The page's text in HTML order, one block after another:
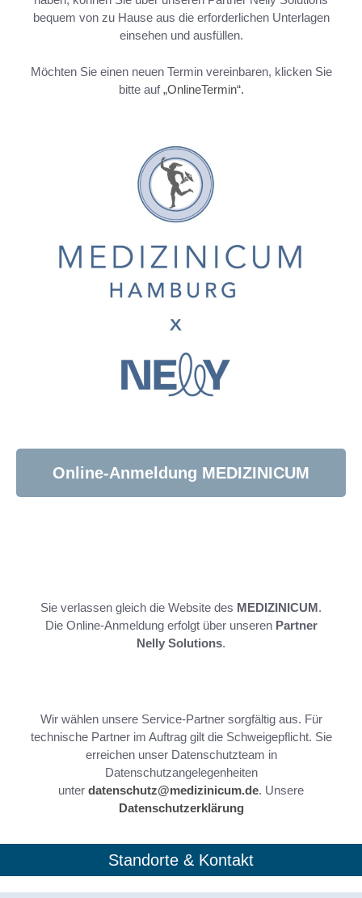
bequem von zu Hause aus die erforderlichen Unterlagen
einsehen und ausfüllen.
Möchten Sie einen neuen Termin vereinbaren, klicken Sie
bitte auf„OnlineTermin“.
Online-Anmeldung MEDIZINICUM
Sie verlassen gleich die Website des MEDIZINICUM.
Die Online-Anmeldung erfolgt über unseren Partner
Nelly Solutions.
Wir wählen unsere Service-Partner sorgfältig aus. Für
technische Partner im Auftrag gilt die Schweigepflicht. Sie
erreichen unser Datenschutzteam in
Datenschutzangelegenheiten
unter datenschutz@medizinicum.de. Unsere
Datenschutzerklärung
Standorte & Kontakt